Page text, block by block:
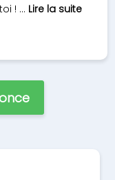
! ... Lire la suite